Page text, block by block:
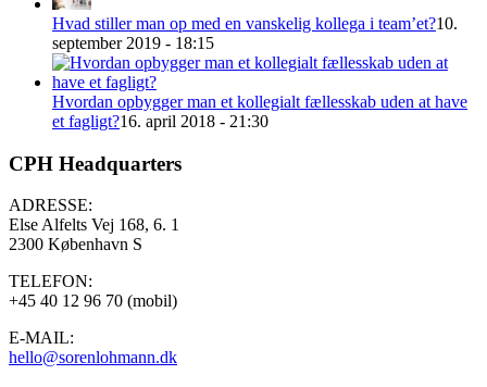
Hvad stiller man op med en vanskelig kollega i team’et?10.
september 2019 - 18:15
Hvordan opbygger man et kollegialt fællesskab uden at have
et fagligt?16. april 2018 - 21:30
CPH Headquarters
ADRESSE:
Else Alfelts Vej 168, 6. 1
2300 København S
TELEFON:
+45 40 12 96 70 (mobil)
E-MAIL:
hello@sorenlohmann.dk